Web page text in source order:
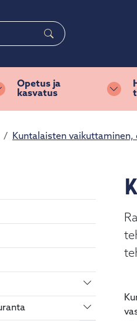
Haku
alasvetovalikkoa
Opetus ja
kasvatus
Kuntalaisten
Vaihda
Vaihda